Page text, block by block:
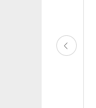
13：00－14：15